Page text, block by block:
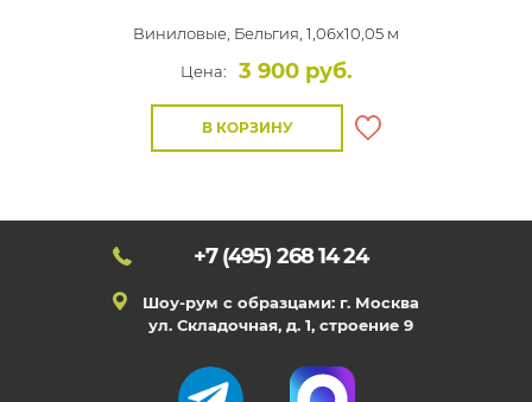
Виниловые, Бельгия, 1,06x10,05 м
Цена:
3 900 руб.
В КОРЗИНУ
+7 (495) 268 14 24
Шоу-рум с образцами: г. Москва
ул. Складочная, д. 1, строение 9